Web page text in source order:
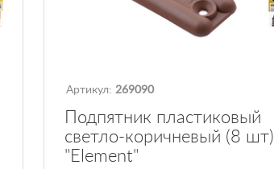
Артикул: 269090
Подпятник пластиковый
светло-коричневый (8 шт)
"Element"